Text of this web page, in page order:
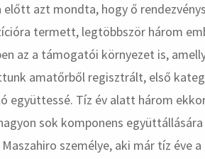
azt mondta, hogy ő
termett, legtöbbször három
az a támogatói környezet is,
amatőrből regisztrált, első
együttessé. Tíz év alatt három
sok komponens együttállására
személye, aki már tíz éve